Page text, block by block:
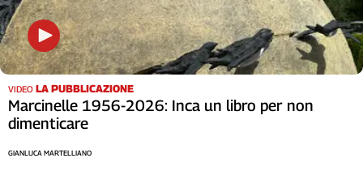
Umbria
Valle
D'Aosta
Veneto
Archivio
Storico
2014
VIDEO LA PUBBLICAZIONE
Marcinelle 1956-2026: Inca un libro per non
dimenticare
GIANLUCA MARTELLIANO